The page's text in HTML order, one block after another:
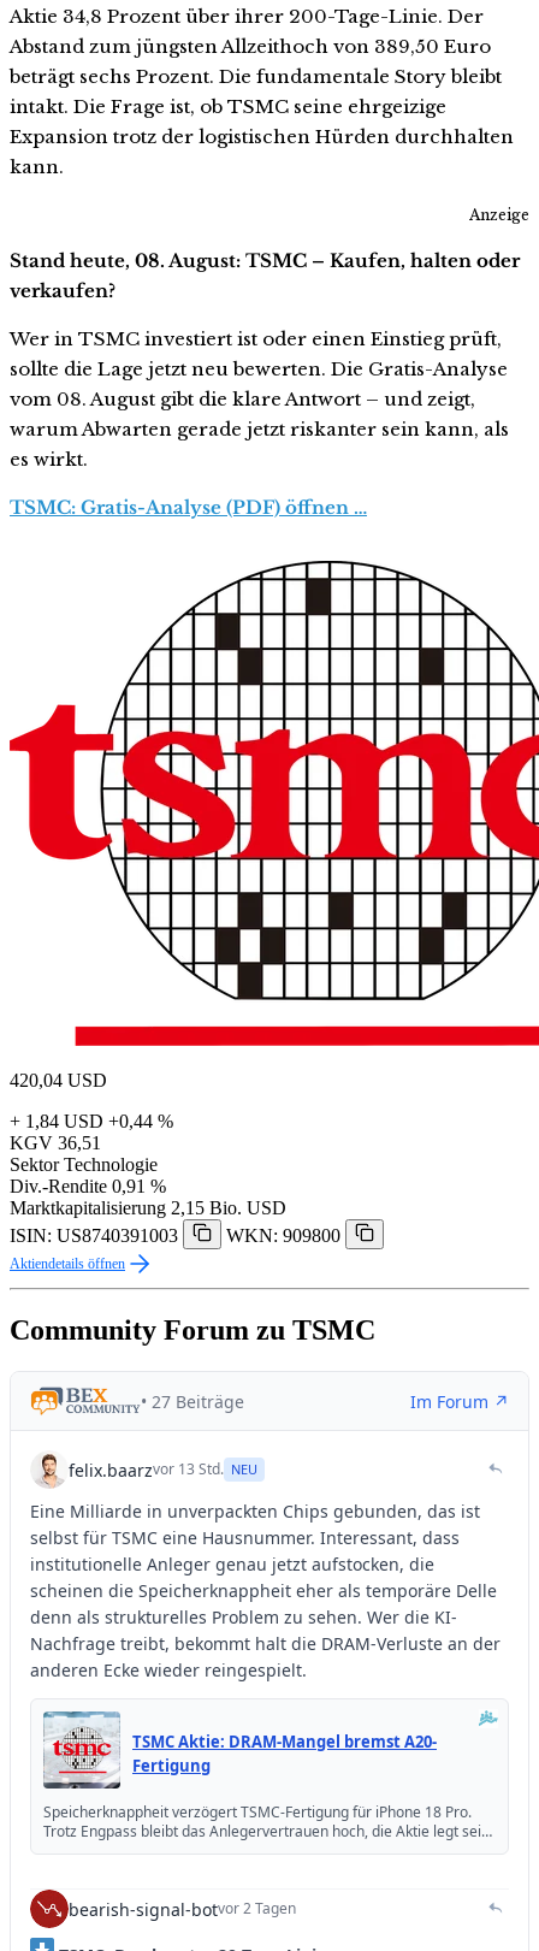
Aktie 34,8 Prozent über ihrer 200-Tage-Linie. Der
Abstand zum jüngsten Allzeithoch von 389,50 Euro
beträgt sechs Prozent. Die fundamentale Story bleibt
intakt. Die Frage ist, ob TSMC seine ehrgeizige
Expansion trotz der logistischen Hürden durchhalten
kann.
Anzeige
Stand heute, 08. August: TSMC – Kaufen, halten oder
verkaufen?
Wer in TSMC investiert ist oder einen Einstieg prüft,
sollte die Lage jetzt neu bewerten. Die Gratis-Analyse
vom 08. August gibt die klare Antwort – und zeigt,
warum Abwarten gerade jetzt riskanter sein kann, als
es wirkt.
TSMC: Gratis-Analyse (PDF) öffnen …
420,04 USD
+ 1,84 USD +0,44 %
KGV 36,51
Sektor Technologie
Div.-Rendite 0,91 %
Marktkapitalisierung 2,15 Bio. USD
ISIN: US8740391003
WKN: 909800
Aktiendetails öffnen
Community Forum zu TSMC